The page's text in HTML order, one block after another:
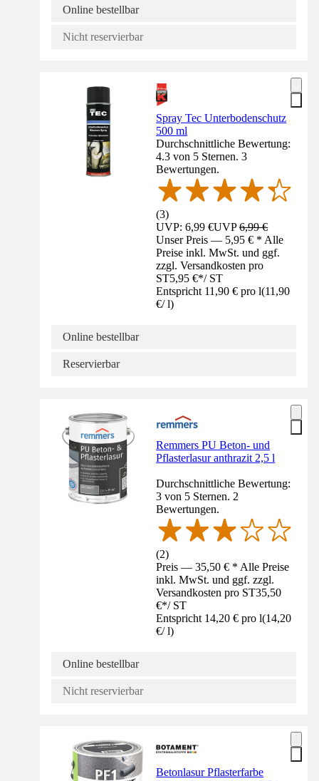
Online bestellbar
Nicht reservierbar
Spray Tec Unterbodenschutz
500 ml
Durchschnittliche Bewertung:
4.3 von 5 Sternen. 3
Bewertungen.
(3)
UVP: 6,99 €UVP6,99 €
Unser Preis — 5,95 € * Alle
Preise inkl. MwSt. und ggf.
zzgl. Versandkosten pro
ST5,95 €*/ ST
Entspricht 11,90 € pro l(11,90
€/ l)
Online bestellbar
Reservierbar
Remmers PU Beton- und
Pflasterlasur anthrazit 2,5 l
Durchschnittliche Bewertung:
3 von 5 Sternen. 2
Bewertungen.
(2)
Preis — 35,50 € * Alle Preise
inkl. MwSt. und ggf. zzgl.
Versandkosten pro ST35,50
€*/ ST
Entspricht 14,20 € pro l(14,20
€/ l)
Online bestellbar
Nicht reservierbar
Betonlasur Pflasterfarbe